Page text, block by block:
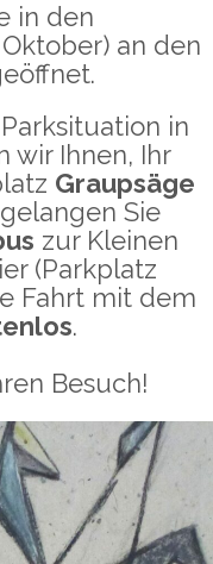
in den
an den
in
wir Ihnen, Ihr
Graupsäge
Sie
zur Kleinen
(Parkplatz
Fahrt mit dem
.
Besuch!